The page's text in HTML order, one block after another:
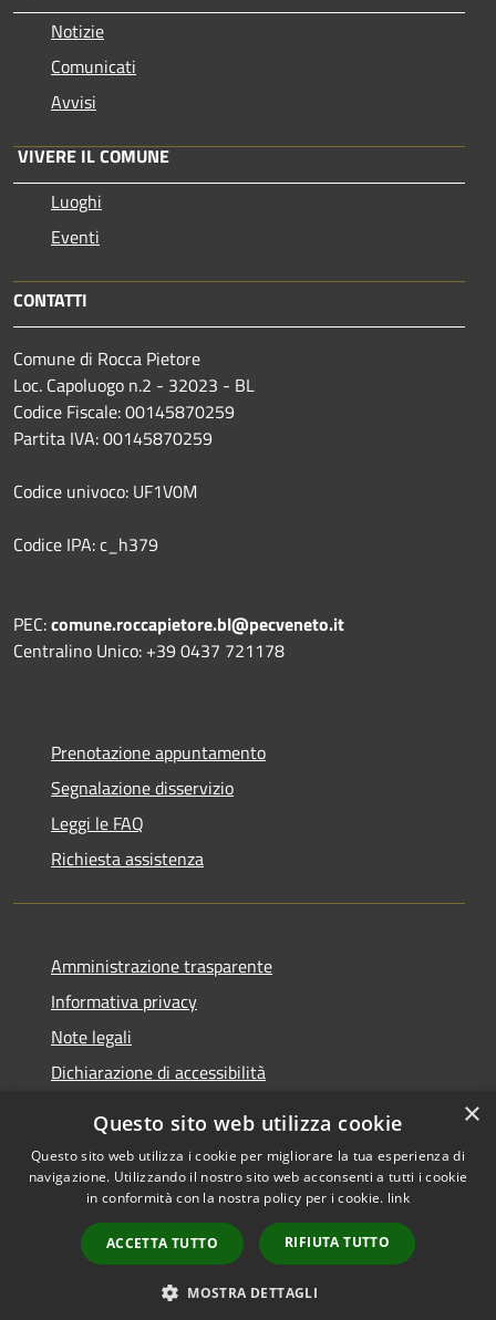
Notizie
Comunicati
Avvisi
VIVERE IL COMUNE
Luoghi
Eventi
CONTATTI
Comune di Rocca Pietore
Loc. Capoluogo n.2 - 32023 - BL
Codice Fiscale: 00145870259
Partita IVA: 00145870259
Codice univoco: UF1V0M
Codice IPA: c_h379
PEC:comune.roccapietore.bl@pecveneto.it
Centralino Unico: +39 0437 721178
Prenotazione appuntamento
Segnalazione disservizio
Leggi le FAQ
Richiesta assistenza
Amministrazione trasparente
Informativa privacy
Note legali
Dichiarazione di accessibilità
RSS
Accessibilità
Copyright © 2026 • Comune di
Rocca Pietore • Powered by
Municipium•
Accesso
redazione
×
Questo sito web utilizza cookie
Questo sito web utilizza i cookie per migliorare la tua esperienza di
navigazione. Utilizzando il nostro sito web acconsenti a tutti i cookie
in conformità con la nostra policy per i cookie. link
ACCETTA TUTTO RIFIUTA TUTTO
MOSTRA DETTAGLI